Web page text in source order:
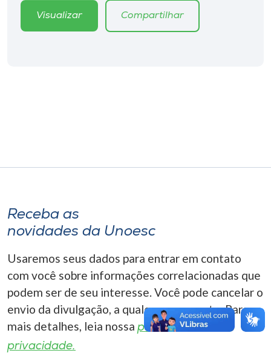
Editora
A-
Visualizar Compartilhar
Receba as
novidades da Unoesc
Usaremos seus dados para entrar em contato
com você sobre informações correlacionadas que
podem ser de seu interesse. Você pode cancelar o
envio da divulgação, a qualquer momento. Para
mais detalhes, leia nossa política de
privacidade.